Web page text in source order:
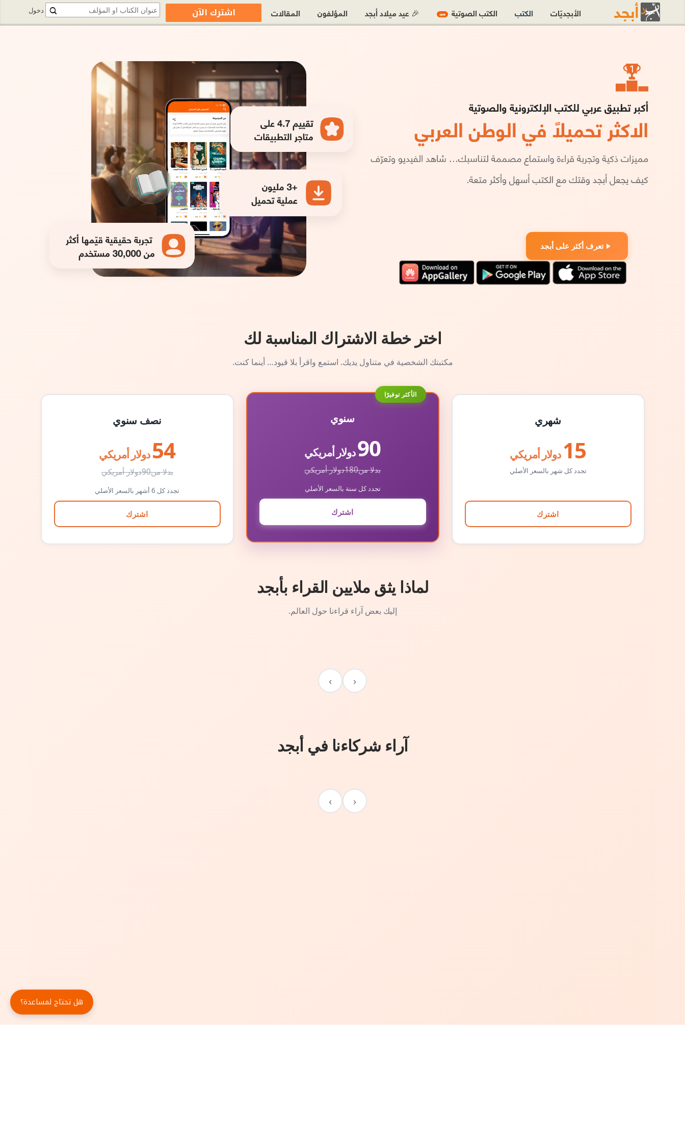
تعرف أكثر على أبجد
اختر خطة الاشتراك المناسبة لك
مكتبتك الشخصية في متناول يديك. استمع واقرأ بلا قيود… أينما كنت.
شهري
15 دولار أمريكي
تجدد كل شهر بالسعر الأصلي
اشترك
الأكثر توفيرًا
سنوي
90دولار أمريكي
بدلا من180دولار أمريكي
تجدد كل سنة بالسعر الأصلي
اشترك
نصف سنوي
54 دولار أمريكي
بدلا من90دولار أمريكي
تجدد كل 6 أشهر بالسعر الأصلي
اشترك
لماذا يثق ملايين القراء بأبجد
إليك بعض آراء قراءنا حول العالم.
‹
›
آراء شركاءنا في أبجد
‹
›
دخول الأبجديّات الكتب الكتب الصوتية جديد 🎉 عيد ميلاد أبجد المؤلفون المقالات اشترك الآن
هل تحتاج لمساعدة؟